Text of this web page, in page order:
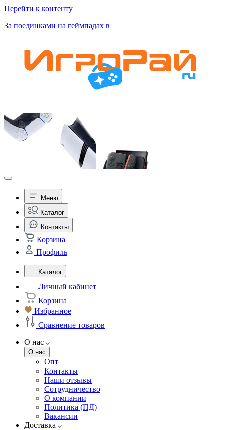
Перейти к контенту
За поединками на геймпадах в
Меню
Каталог
Контакты
Корзина
Профиль
Каталог
Личный кабинет
Корзина
Избранное
Сравнение товаров
О нас
О нас
Опт
Контакты
Наши отзывы
Сотрудничество
О компании
Политика (ПД)
Вакансии
Доставка